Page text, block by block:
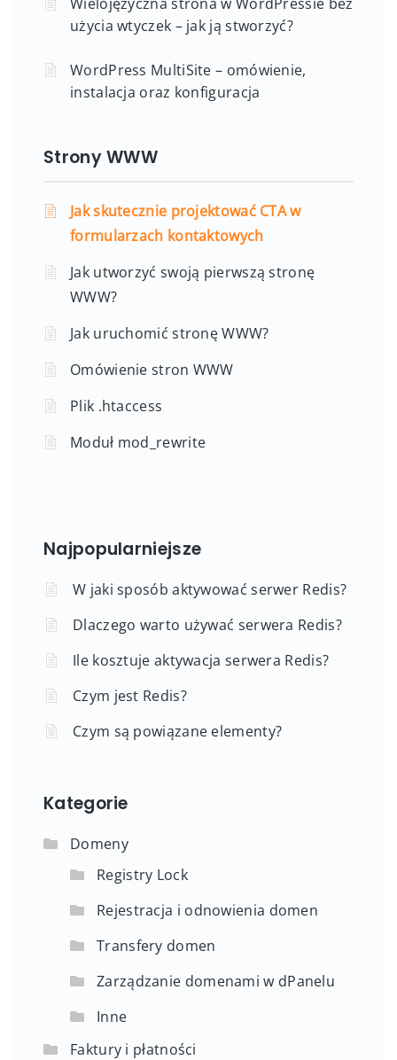
użycia wtyczek – jak ją stworzyć?
WordPress MultiSite – omówienie,
instalacja oraz konfiguracja
Strony WWW
Jak skutecznie projektować CTA w
formularzach kontaktowych
Jak utworzyć swoją pierwszą stronę
WWW?
Jak uruchomić stronę WWW?
Omówienie stron WWW
Plik .htaccess
Moduł mod_rewrite
Najpopularniejsze
W jaki sposób aktywować serwer Redis?
Dlaczego warto używać serwera Redis?
Ile kosztuje aktywacja serwera Redis?
Czym jest Redis?
Czym są powiązane elementy?
Kategorie
Domeny
Registry Lock
Rejestracja i odnowienia domen
Transfery domen
Zarządzanie domenami w dPanelu
Inne
Faktury i płatności